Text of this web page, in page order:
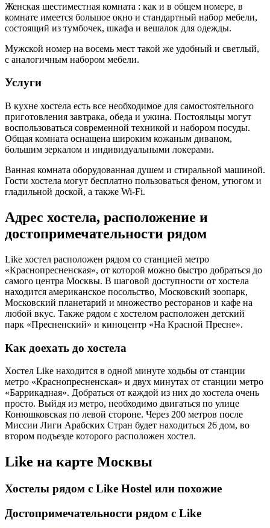
Женская шестиместная комната : как и в общем номере, в
комнате имеется большое окно и стандартный набор мебели,
состоящий из тумбочек, шкафа и вешалок для одежды.
Мужской номер на восемь мест такой же удобный и светлый,
с аналогичным набором мебели.
Услуги
В кухне хостела есть все необходимое для самостоятельного
приготовления завтрака, обеда и ужина. Постояльцы могут
воспользоваться современной техникой и набором посуды.
Общая комната оснащена широким кожаным диваном,
большим зеркалом и индивидуальными локерами.
Ванная комната оборудованная душем и стиральной машиной.
Гости хостела могут бесплатно пользоваться феном, утюгом и
гладильной доской, а также Wi-Fi.
Адрес хостела, расположение и
достопримечательности рядом
Like хостел расположен рядом со станцией метро
«Краснопресненская», от которой можно быстро добраться до
самого центра Москвы. В шаговой доступности от хостела
находится американское посольство, Московский зоопарк,
Московский планетарий и множество ресторанов и кафе на
любой вкус. Также рядом с хостелом расположен детский
парк «Пресненский» и киноцентр «На Красной Пресне».
Как доехать до хостела
Хостел Like находится в одной минуте ходьбы от станции
метро «Краснопресненская» и двух минутах от станции метро
«Баррикадная». Добраться от каждой из них до хостела очень
просто. Выйдя из метро, необходимо двигаться по улице
Конюшковская по левой стороне. Через 200 метров после
Миссии Лиги Арабских Стран будет находиться 26 дом, во
втором подъезде которого расположен хостел.
Like на карте Москвы
Хостелы рядом с Like Hostel или похожие
Достопримечательности рядом c Like